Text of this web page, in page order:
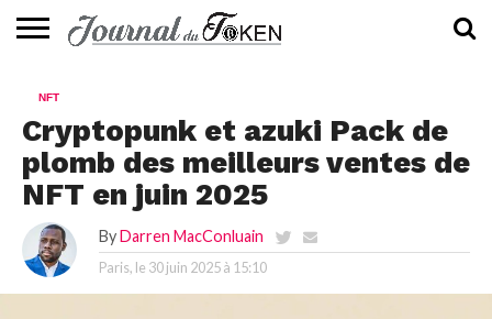
📰
EVALUATION
GUIDE
TENDANCES
À
CONTACTEZ-
NFT
Cryptopunk et azuki Pack de
plomb des meilleurs ventes de
NFT en juin 2025
By Darren MacConluain
Paris, le 30 juin 2025 à 15:10